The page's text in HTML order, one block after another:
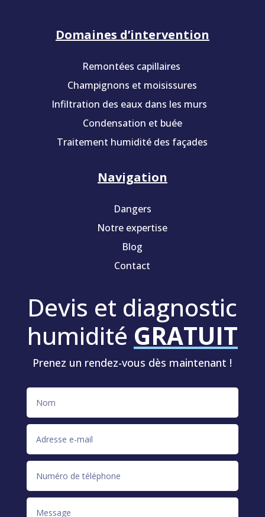
Domaines d’intervention
Remontées capillaires
Champignons et moisissures
Infiltration des eaux dans les murs
Condensation et buée
Traitement humidité des façades
Navigation
Dangers
Notre expertise
Blog
Contact
Devis et diagnostic
humidité GRATUIT
Prenez un rendez-vous dès maintenant !